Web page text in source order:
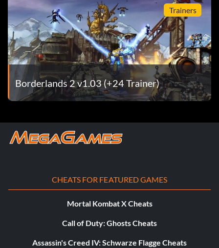
Trainers
Borderlands 2 v1.03 (+24 Trainer)
CHEATS FOR FEATURED GAMES
Mortal Kombat X Cheats
Call of Duty: Ghosts Cheats
Assassin's Creed IV: Schwarze Flagge Cheats